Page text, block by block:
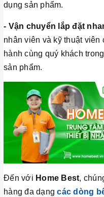
dụng sản phẩm.
- Vận chuyển lắp đặt
nhân viên và kỹ thuật viên
hành cùng quý khách
sản phẩm.
Đến với Home Best,
hàng đa dạngcác dòng